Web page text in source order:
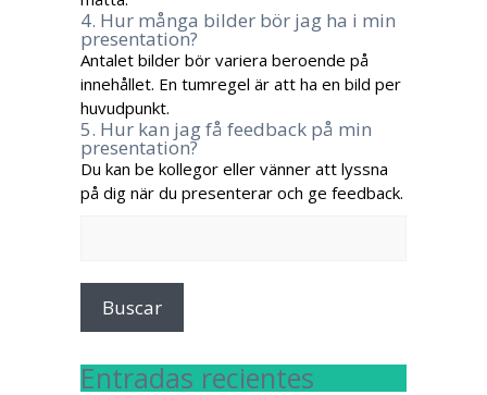
4. Hur många bilder bör jag ha i min
presentation?
Antalet bilder bör variera beroende på
innehållet. En tumregel är att ha en bild per
huvudpunkt.
5. Hur kan jag få feedback på min
presentation?
Du kan be kollegor eller vänner att lyssna
på dig när du presenterar och ge feedback.
Entradas recientes